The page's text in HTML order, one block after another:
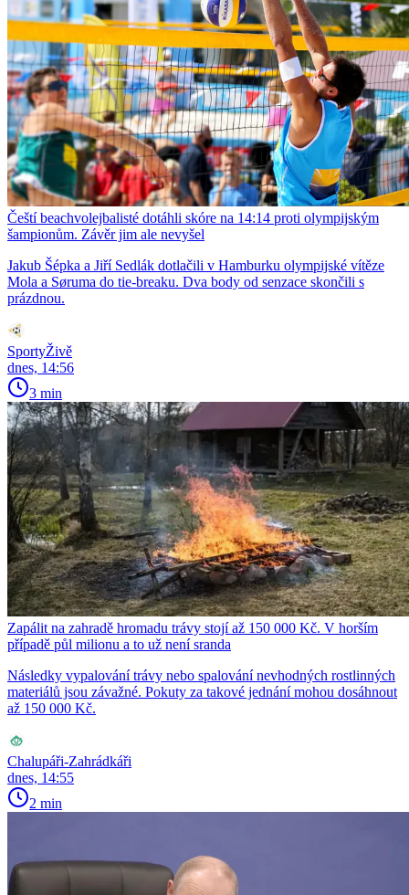
Čeští beachvolejbalisté dotáhli skóre na 14:14 proti olympijským
šampionům. Závěr jim ale nevyšel
Jakub Šépka a Jiří Sedlák dotlačili v Hamburku olympijské vítěze
Mola a Søruma do tie-breaku. Dva body od senzace skončili s
prázdnou.
SportyŽivě
dnes, 14:56
3 min
Zapálit na zahradě hromadu trávy stojí až 150 000 Kč. V horším
případě půl milionu a to už není sranda
Následky vypalování trávy nebo spalování nevhodných rostlinných
materiálů jsou závažné. Pokuty za takové jednání mohou dosáhnout
až 150 000 Kč.
Chalupáři-Zahrádkáři
dnes, 14:55
2 min